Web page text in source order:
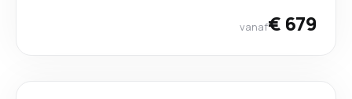
vanaf€ 679